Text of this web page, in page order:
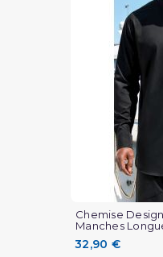
Chemise
Manches
32,90 €